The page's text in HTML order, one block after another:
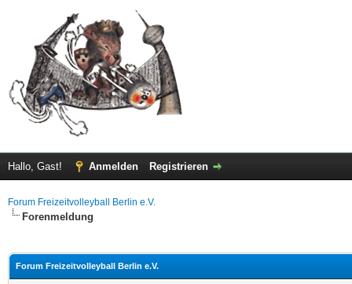
Hallo, Gast! Anmelden Registrieren
Forum Freizeitvolleyball Berlin e.V.
Forenmeldung
Forum Freizeitvolleyball Berlin e.V.